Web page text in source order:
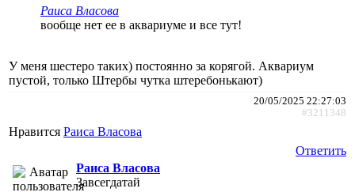
Раиса Власова
вообще нет ее в аквариуме и все тут!
У меня шестеро таких) постоянно за корягой. Аквариум
пустой, только Штербы чутка штеребонькают)
20/05/2025 22:27:03
#3211348
Нравится Раиса Власова
Ответить
Раиса Власова
Завсегдатай